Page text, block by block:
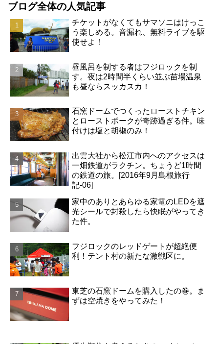
ブログ全体の人気記事
チケットがなくてもサマソニはけっこ
う楽しめる。音漏れ、無料ライブを駆
使せよ！
昼風呂を制する者はフジロックを制
す。夜は2時間半くらい並ぶ苗場温泉
も昼ならスッカスカ！
石窯ドームでつくったローストチキン
とローストポークが奇跡過ぎる件。味
付けは塩と胡椒のみ！
出雲大社から松江市内へのアクセスは
一畑鉄道がラクチン。ちょうど1時間
の鉄道の旅。[2016年9月島根旅行
記-06]
家中のありとあらゆる家電のLEDを遮
光シールで封殺したら快眠がやってき
た件。
フジロックのレッドゲートが超絶便
利！テント村の新たな激戦区に。
東芝の石窯ドームを購入したの巻。ま
ずは空焼きをやってみた！